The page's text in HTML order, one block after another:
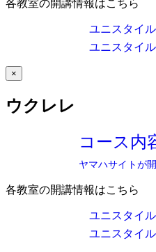
各教室の開講情報はこちら
ユニスタイ
ユニスタイ
×
ウクレレ
コース内
ヤマハサイトが
各教室の開講情報はこちら
ユニスタイ
ユニスタイ